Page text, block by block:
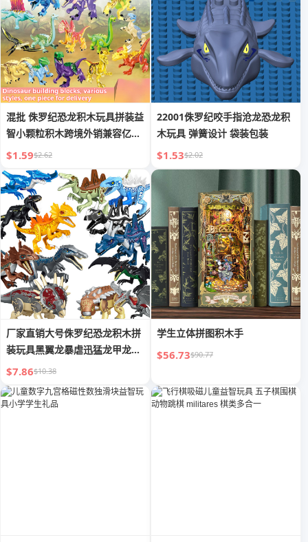
混批 侏罗纪恐龙积木玩具拼装益
智小颗粒积木跨境外销兼容亿高
YG
$1.59$2.62
22001侏罗纪咬手指沧龙恐龙积
木玩具 弹簧设计 袋装包装
$1.53$2.02
厂家直销大号侏罗纪恐龙积木拼
装玩具黑翼龙暴虐迅猛龙甲龙出
口
$7.86$10.38
学生立体拼图积木手
$56.73$90.77